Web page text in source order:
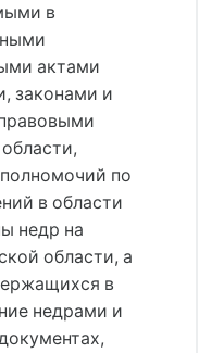
в
актами
законами и
по
в области
недр на
области, а
в
недрами и